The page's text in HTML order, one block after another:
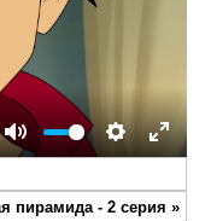
Mute Settings
Enter
пирамида - 2 серия »